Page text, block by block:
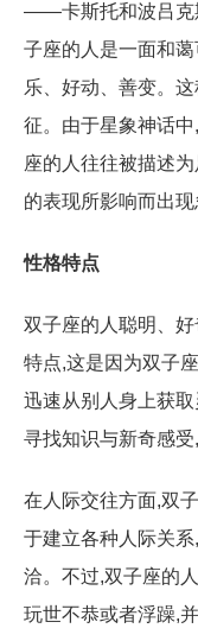
——卡斯托和波吕克
子座的人是一面和
乐、好动、善变。
征。由于星象神话
座的人往往被描述
的表现所影响而出
性格特点
双子座的人聪明、
特点,这是因为双子
迅速从别人身上获
寻找知识与新奇感受
在人际交往方面,双
于建立各种人际关
洽。不过,双子座的
玩世不恭或者浮躁,